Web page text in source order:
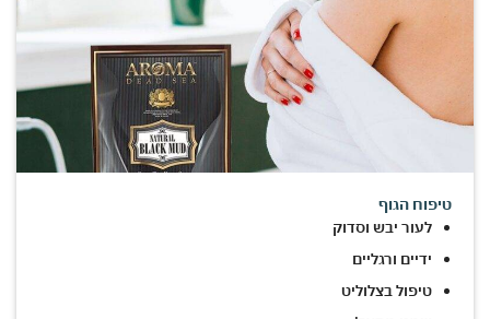
טיפוח הגוף
לעור יבש וסדוק
ידיים ורגליים
טיפול בצלוליט